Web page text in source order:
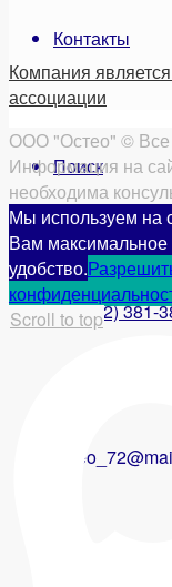
Контакты
Поиск
8 (3452) 381-
Компания
ассоциации
ООО "Остео" ©
Информация на
необходима
Мы используем на
Вам максимальное
удобство.
Scroll to top